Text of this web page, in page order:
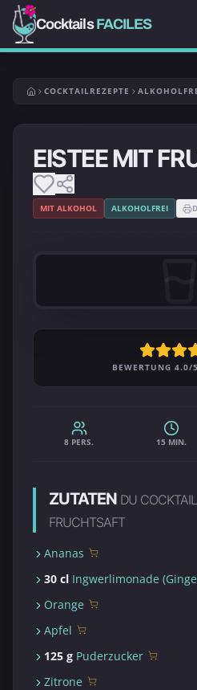
CocktailsFACILES
COCKTAILREZEPTE
EISTEE MIT
MIT ALKOHOL ALKOHOLFREI
BEWERTUNG 4.0/
8 PERS. 15 MIN.
ZUTATEN DU
FRUCHTSAFT
Ananas
30 cl Ingwerlimonade
Orange
Apfel
125 g Puderzucker
Zitrone